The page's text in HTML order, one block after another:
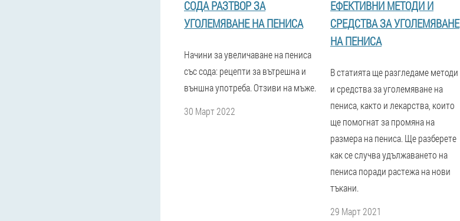
СОДА РАЗТВОР ЗА
УГОЛЕМЯВАНЕ НА ПЕНИСА
Начини за увеличаване на пениса
със сода: рецепти за вътрешна и
външна употреба. Отзиви на мъже.
30 Март 2022
ЕФЕКТИВНИ МЕТОДИ И
СРЕДСТВА ЗА УГОЛЕМЯВАНЕ
НА ПЕНИСА
В статията ще разгледаме методи
и средства за уголемяване на
пениса, както и лекарства, които
ще помогнат за промяна на
размера на пениса. Ще разберете
как се случва удължаването на
пениса поради растежа на нови
тъкани.
29 Март 2021